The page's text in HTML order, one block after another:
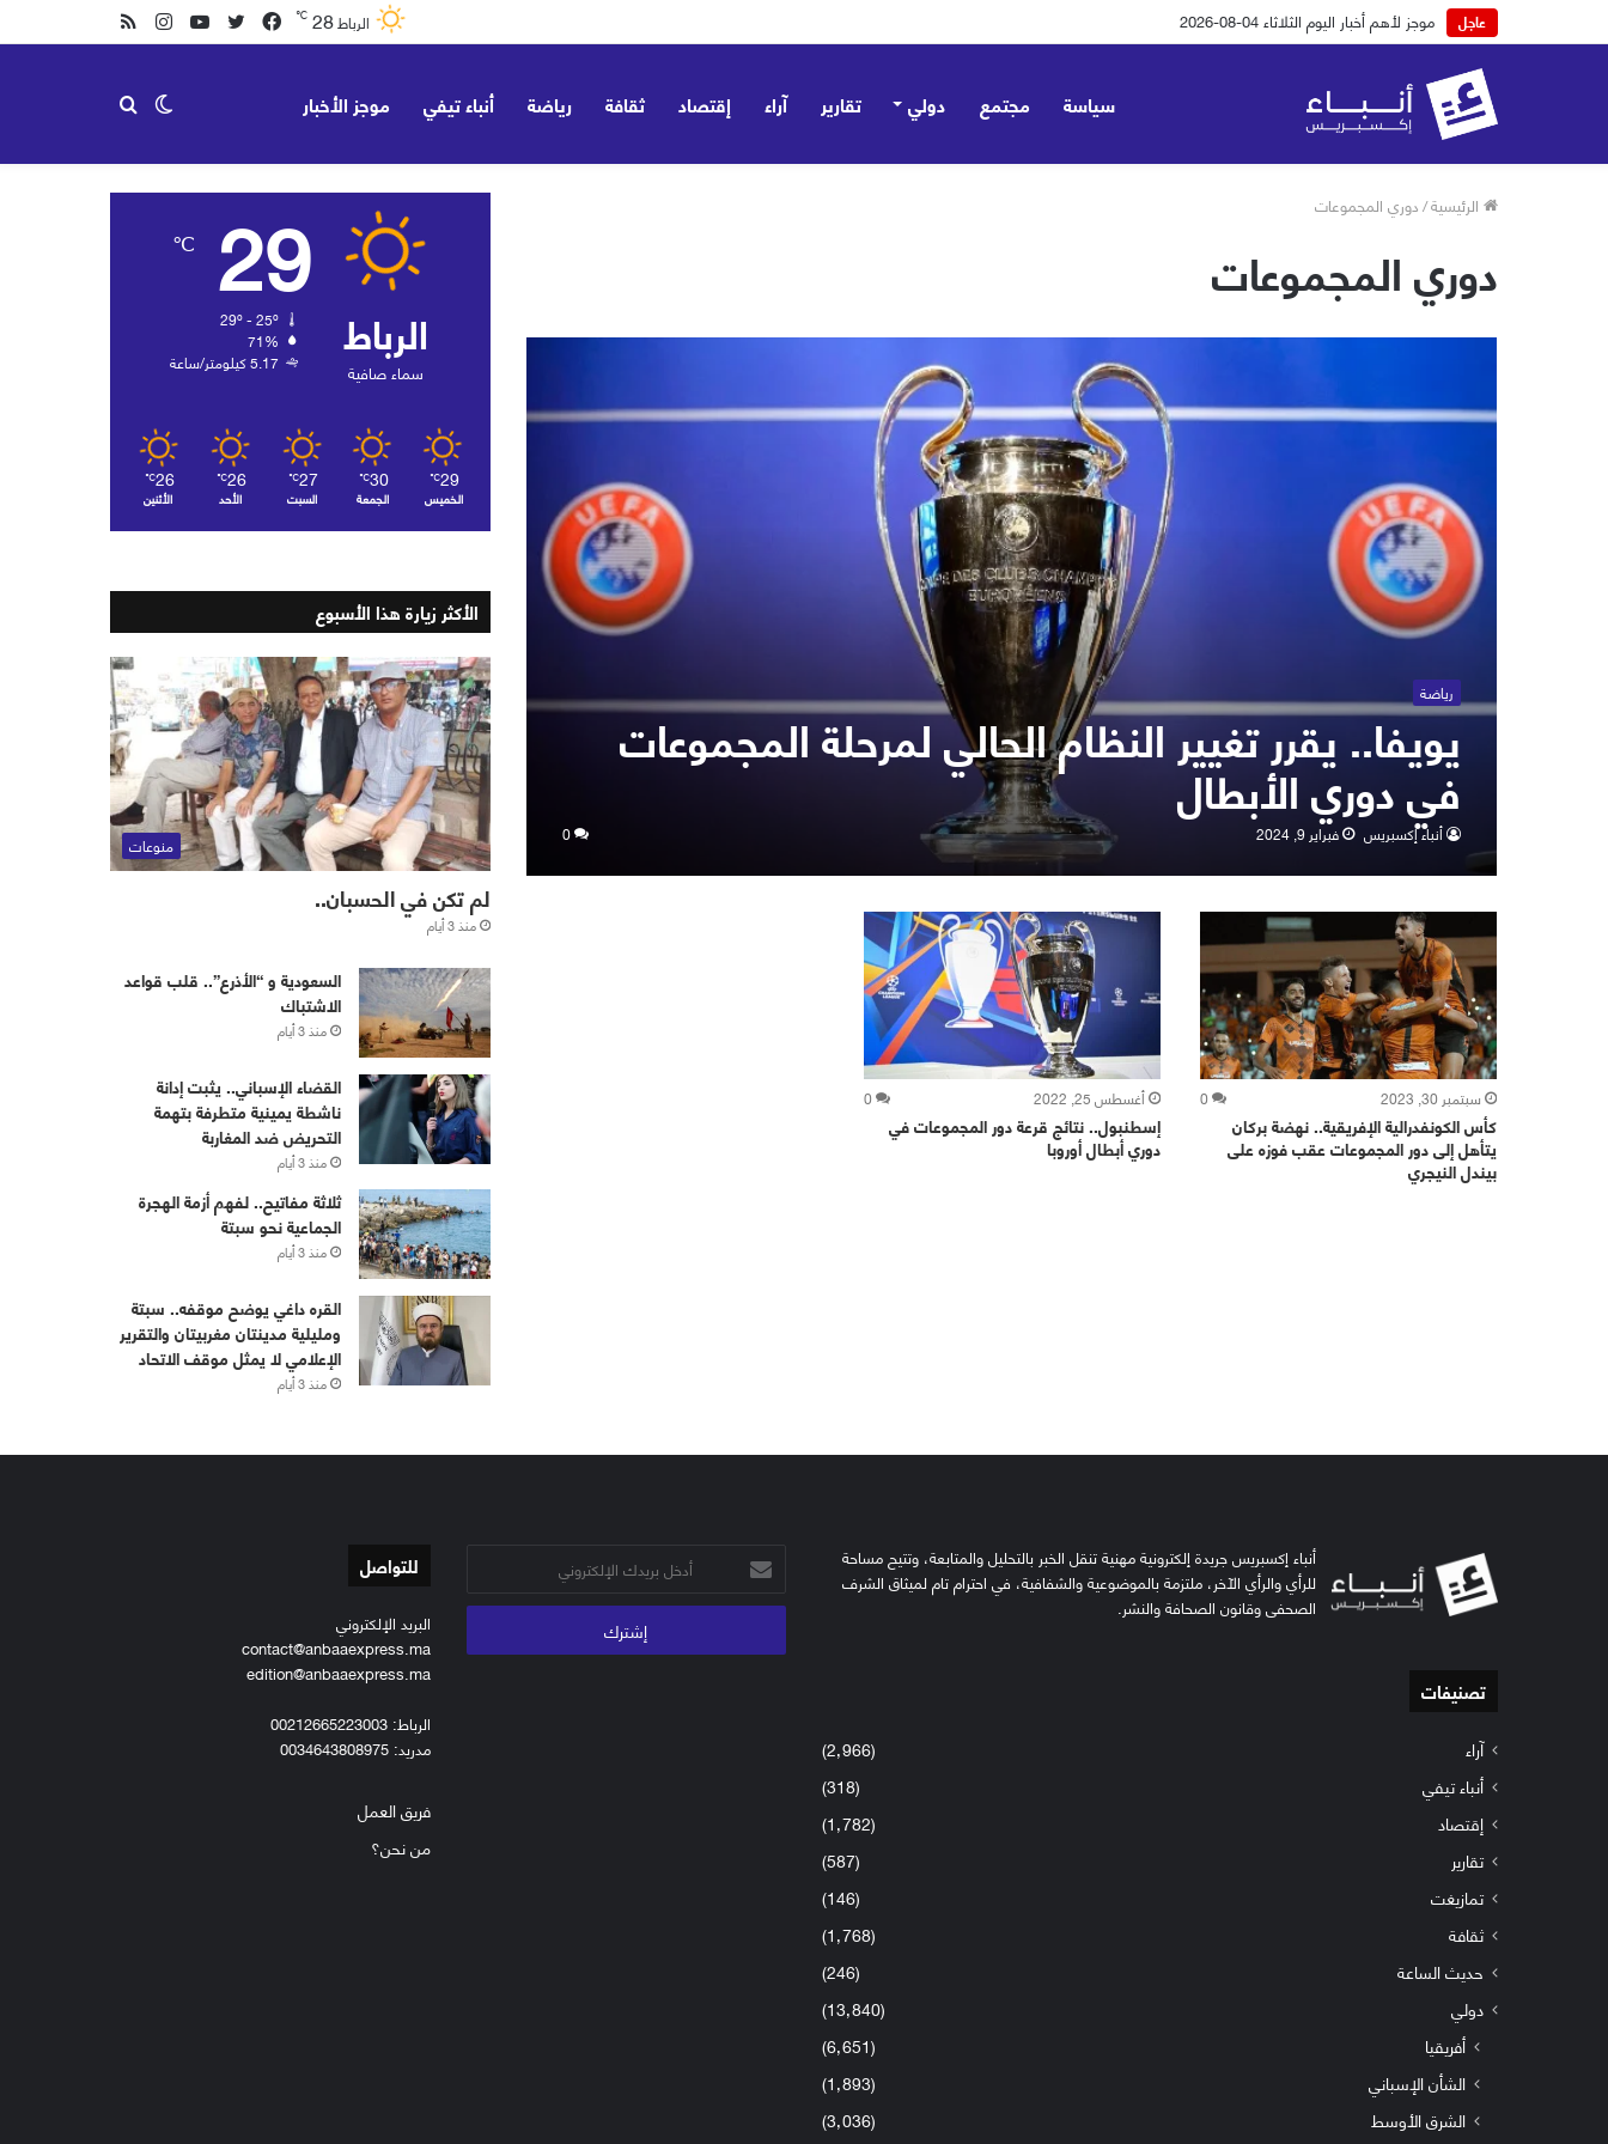
عاجل موجز لأهم أخبار اليوم الثلاثاء 04-08-2026
RSS
انستقرام يوتيوب تويتر
فيسبوك الرباط28
℃
سياسة مجتمع دولي تقارير آراء إقتصاد ثقافة رياضة أنباء تيفي موجز الأخبار الوضع
الرئيسية/دوري المجموعات
دوري المجموعات
رياضة
يويفا.. يقرر تغيير النظام الحالي لمرحلة المجموعات
في دوري الأبطال
أنباء إكسبريس فبراير 9, 2024 0
سبتمبر 30, 2023 0
كأس الكونفدرالية الإفريقية.. نهضة بركان
يتأهل إلى دور المجموعات عقب فوزه على
بيندل النيجري
أغسطس 25, 2022 0
إسطنبول.. نتائج قرعة دور المجموعات في
دوري أبطال أوروبا
الرباط
سماء صافية
29
℃
71%
5.17 كيلومتر/ساعة
29
℃
الخميس
30
℃
الجمعة
27
℃
السبت
26
℃
الأحد
26
℃
الأثنين
الأكثر زيارة هذا الأسبوع
منوعات
لم تكن في الحسبان..
منذ 3 أيام
‏⁧‫السعودية‬⁩ و “الأذرع”.. قلب قواعد
الاشتباك
منذ 3 أيام
القضاء الإسباني.. يثبت إدانة
ناشطة يمينية متطرفة بتهمة
التحريض ضد المغاربة
منذ 3 أيام
ثلاثة مفاتيح.. لفهم أزمة الهجرة
الجماعية نحو سبتة
منذ 3 أيام
القره داغي يوضح موقفه.. سبتة
ومليلية مدينتان مغربيتان والتقرير
الإعلامي لا يمثل موقف الاتحاد
منذ 3 أيام
أنباء إكسبريس جريدة إلكترونية مهنية تنقل الخبر بالتحليل والمتابعة، وتتيح مساحة
للرأي والرأي الآخر، ملتزمة بالموضوعية والشفافية، في احترام تام لميثاق الشرف
الصحفي وقانون الصحافة والنشر.
تصنيفات
آراء
(2٬966)
أنباء تيفي
(318)
إقتصاد
(1٬782)
تقارير
(587)
تمازيغت
(146)
ثقافة
(1٬768)
حديث الساعة
(246)
دولي
(13٬840)
أفريقيا
(6٬651)
الشأن الإسباني
(1٬893)
الشرق الأوسط
(3٬036)
أدخل
بريدك
الإلكتروني
للتواصل
البريد الإلكتروني
contact@anbaaexpress.ma
edition@anbaaexpress.ma
الرباط: 00212665223003
مدريد: 0034643808975
فريق العمل
من نحن؟